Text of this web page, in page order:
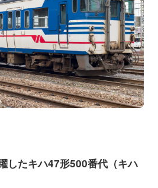
したキハ47形500番代（キハ